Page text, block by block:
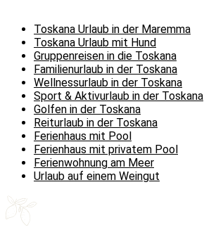
Toskana Urlaub in der Maremma
Toskana Urlaub mit Hund
Gruppenreisen in die Toskana
Familienurlaub in der Toskana
Wellnessurlaub in der Toskana
Sport & Aktivurlaub in der Toskana
Golfen in der Toskana
Reiturlaub in der Toskana
Ferienhaus mit Pool
Ferienhaus mit privatem Pool
Ferienwohnung am Meer
Urlaub auf einem Weingut